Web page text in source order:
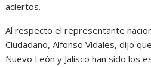
aciertos.
Al respecto el representante
Ciudadano, Alfonso Vidales, dijo
Nuevo León y Jalisco han sido los